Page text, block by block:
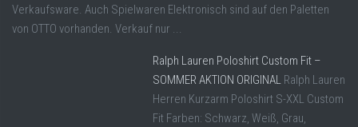
Verkaufsware. Auch Spielwaren Elektronisch sind auf den Paletten
von OTTO vorhanden. Verkauf nur ...
Ralph Lauren Poloshirt Custom Fit –
SOMMER AKTION ORIGINAL Ralph Lauren
Herren Kurzarm Poloshirt S-XXL Custom
Fit Farben: Schwarz, Weiß, Grau,